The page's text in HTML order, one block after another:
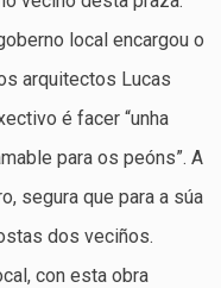
local encargou o
arquitectos Lucas
é facer “unha
para os peóns”. A
segura que para a súa
dos veciños.
con esta obra